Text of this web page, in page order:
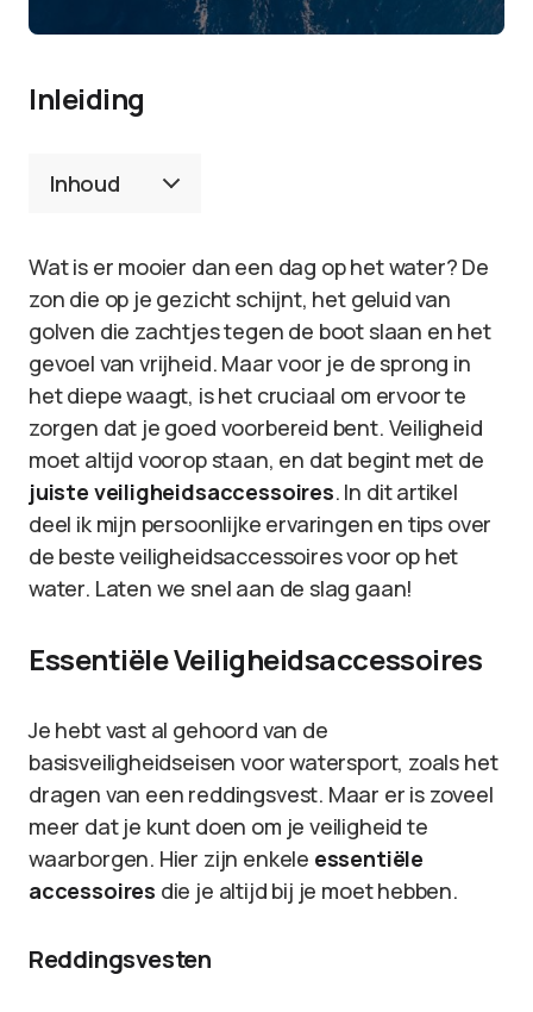
Inleiding
Inhoud
Wat is er mooier dan een dag op het water? De
zon die op je gezicht schijnt, het geluid van
golven die zachtjes tegen de boot slaan en het
gevoel van vrijheid. Maar voor je de sprong in
het diepe waagt, is het cruciaal om ervoor te
zorgen dat je goed voorbereid bent. Veiligheid
moet altijd voorop staan, en dat begint met de
juiste veiligheidsaccessoires. In dit artikel
deel ik mijn persoonlijke ervaringen en tips over
de beste veiligheidsaccessoires voor op het
water. Laten we snel aan de slag gaan!
Essentiële Veiligheidsaccessoires
Je hebt vast al gehoord van de
basisveiligheidseisen voor watersport, zoals het
dragen van een reddingsvest. Maar er is zoveel
meer dat je kunt doen om je veiligheid te
waarborgen. Hier zijn enkele essentiële
accessoires die je altijd bij je moet hebben.
Reddingsvesten